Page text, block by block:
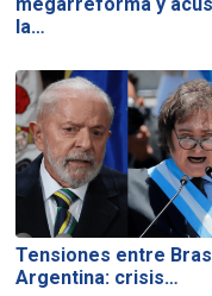
la…
Tensiones entre
Argentina: crisis…